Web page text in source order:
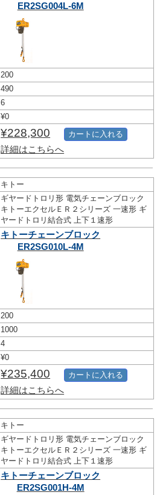
ER2SG004L-6M
200
490
6
¥0
¥228,300
詳細はこちらへ
カートに入れる
キトー
ギヤードトロリ形 電気チェーンブロック
キトーエクセルＥＲ２シリーズ 一速形 ギ
ヤードトロリ結合式 上下１速形
キトーチェーンブロック
ER2SG010L-4M
200
1000
4
¥0
¥235,400
詳細はこちらへ
カートに入れる
キトー
ギヤードトロリ形 電気チェーンブロック
キトーエクセルＥＲ２シリーズ 一速形 ギ
ヤードトロリ結合式 上下１速形
キトーチェーンブロック
ER2SG001H-4M